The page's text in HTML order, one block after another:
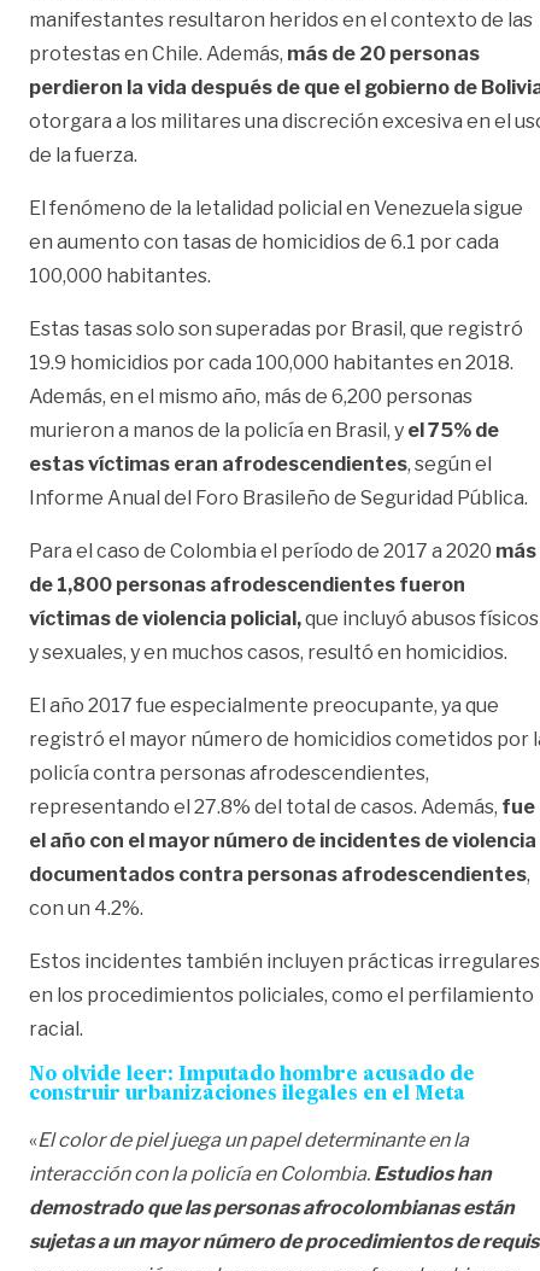
manifestantes resultaron heridos en el contexto de las
protestas en Chile. Además, más de 20 personas
perdieron la vida después de que el gobierno de
otorgara a los militares una discreción excesiva en el
de la fuerza.
El fenómeno de la letalidad policial en Venezuela sigue
en aumento con tasas de homicidios de 6.1 por cada
100,000 habitantes.
Estas tasas solo son superadas por Brasil, que registró
19.9 homicidios por cada 100,000 habitantes en 2018.
Además, en el mismo año, más de 6,200 personas
murieron a manos de la policía en Brasil, y el 75% de
estas víctimas eran afrodescendientes, según el
Informe Anual del Foro Brasileño de Seguridad Pública.
Para el caso de Colombia el período de 2017 a 2020 más
de 1,800 personas afrodescendientes fueron
víctimas de violencia policial,que incluyó abusos físicos
y sexuales, y en muchos casos, resultó en homicidios.
El año 2017 fue especialmente preocupante, ya que
registró el mayor número de homicidios cometidos por
policía contra personas afrodescendientes,
representando el 27.8% del total de casos. Además, fue
el año con el mayor número de incidentes de violencia
documentados contra personas afrodescendientes,
con un 4.2%.
Estos incidentes también incluyen prácticas irregulares
en los procedimientos policiales, como el perfilamiento
racial.
No olvide leer: Imputado hombre acusado de
construir urbanizaciones ilegales en el Meta
«El color de piel juega un papel determinante en la
interacción con la policía en Colombia. Estudios han
demostrado que las personas afrocolombianas están
sujetas a un mayor número de procedimientos de